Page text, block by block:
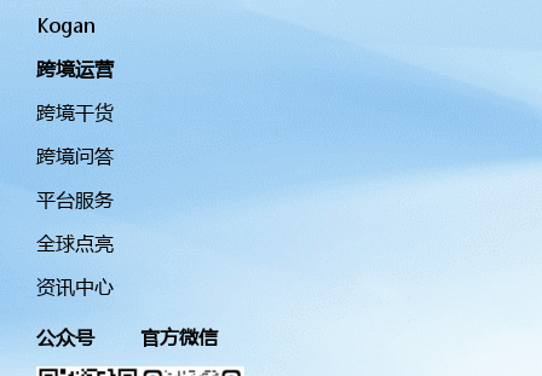
Kogan
跨境运营
跨境干货
跨境问答
平台服务
全球点亮
资讯中心
公众号
官方微信